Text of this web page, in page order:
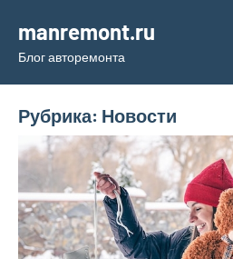
содержимому
manremont.ru
Блог авторемонта
Рубрика: Новости